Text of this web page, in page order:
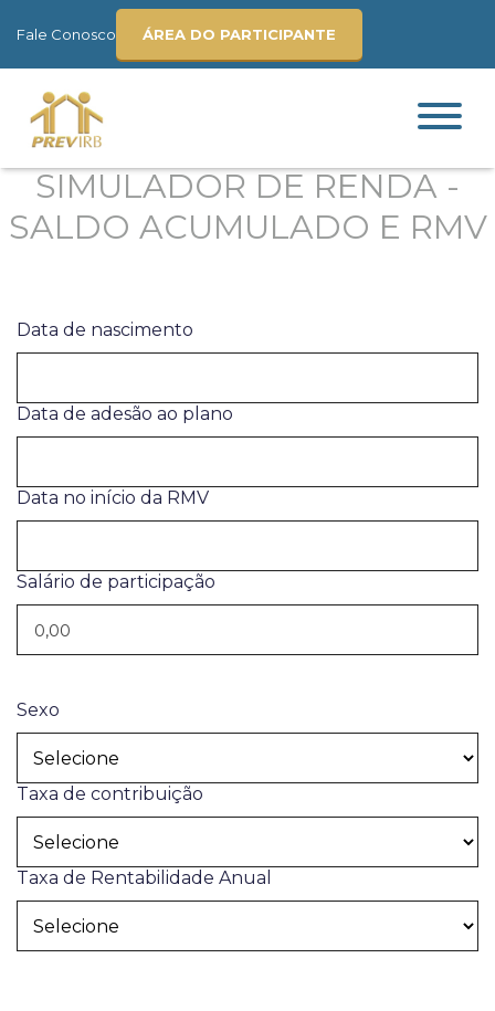
Fale Conosco ÁREA DO PARTICIPANTE
SIMULADOR DE RENDA -
SALDO ACUMULADO E RMV
Data de nascimento
Data de adesão ao plano
Data no início da RMV
Salário de participação
Sexo
Taxa de contribuição
Taxa de Rentabilidade Anual